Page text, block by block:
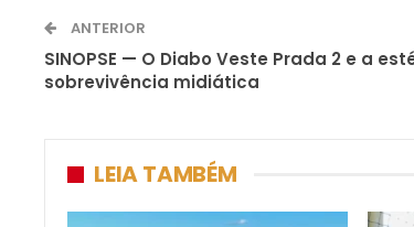
ANTERIOR
SINOPSE — O Diabo Veste Prada 2 e a
sobrevivência midiática
LEIA TAMBÉM